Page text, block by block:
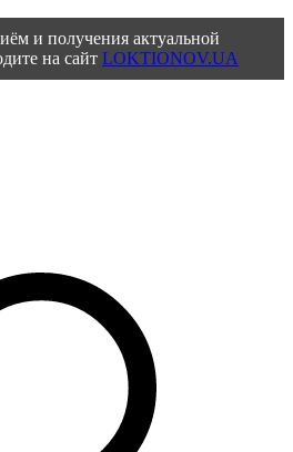
и получения актуальной
на сайт LOKTIONOV.UA